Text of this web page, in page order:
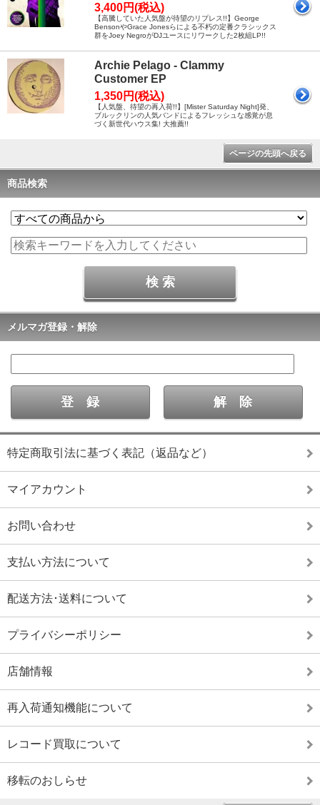
3,400円(税込)
【高騰していた人気盤が待望のリプレス!!】George
BensonやGrace Jonesらによる不朽の定番クラシックス
群をJoey NegroがDJユースにリワークした2枚組LP!!
Archie Pelago - Clammy
Customer EP
1,350円(税込)
【人気盤、待望の再入荷!!】[Mister Saturday Night]発、
ブルックリンの人気バンドによるフレッシュな感覚が息
づく新世代ハウス集! 大推薦!!
ページの先頭へ戻る
商品検索
メルマガ登録・解除
特定商取引法に基づく表記（返品など）
マイアカウント
お問い合わせ
支払い方法について
配送方法･送料について
プライバシーポリシー
店舗情報
再入荷通知機能について
レコード買取について
移転のおしらせ